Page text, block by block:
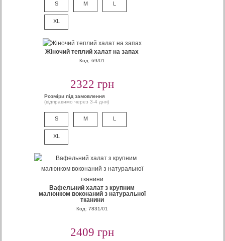
S M L
XL
Жіночий теплий халат на запах
Код: 69/01
2322 грн
Розміри під замовлення
(відправимо через 3-4 дня)
S M L
XL
Вафельний халат з крупним
малюнком воконаний з натуральної
тканини
Код: 7831/01
2409 грн